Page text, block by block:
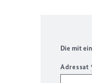
Die mit
Adressat